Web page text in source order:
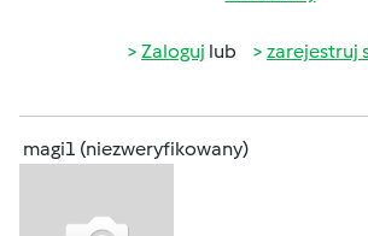
Zaloguj lub zarejestruj
magi1 (niezweryfikowany)